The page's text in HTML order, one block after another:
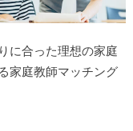
に合った理想の家庭
家庭教師マッチング